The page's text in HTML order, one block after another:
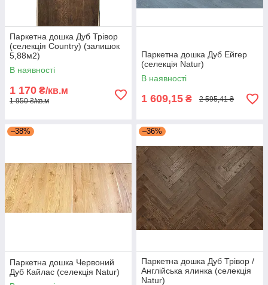
Паркетна дошка Дуб Трівор
(селекція Country) (залишок
5,88м2)
В наявності
1 170 ₴/кв.м
1 950 ₴/кв.м
Паркетна дошка Дуб Ейгер
(селекція Natur)
В наявності
1 609,15 ₴ 2 595,41 ₴
–38%
Паркетна дошка Червоний
Дуб Кайлас (селекція Natur)
–36%
Паркетна дошка Дуб Трівор /
Англійська ялинка (селекція
Natur)